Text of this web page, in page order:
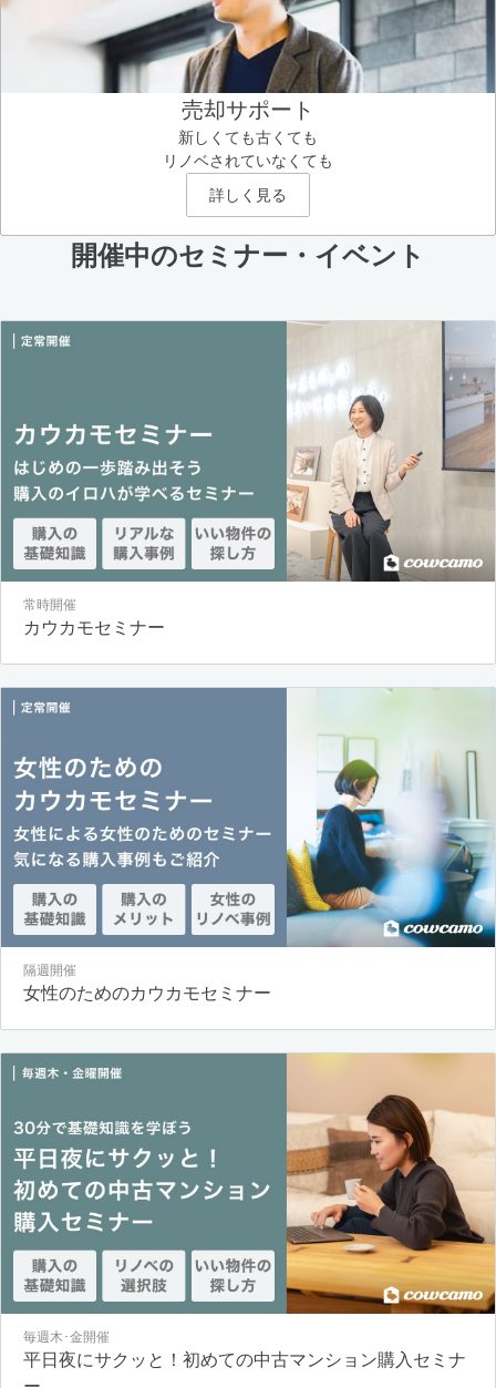
売却サポート
新しくても古くても
リノベされていなくても
詳しく見る
開催中のセミナー・イベント
常時開催
カウカモセミナー
隔週開催
女性のためのカウカモセミナー
毎週木･金開催
平日夜にサクッと！初めての中古マンション購入セミナ